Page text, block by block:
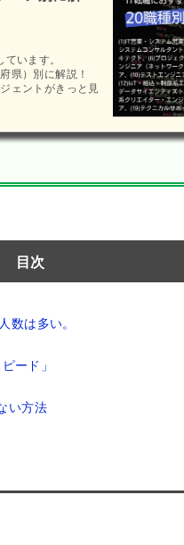
います。
県）別に解説！
ェントがきっと見
目次
数は多い。
ード」
い方法